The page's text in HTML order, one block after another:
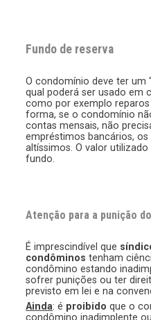
Fundo de reserva
O condomínio deve ter um
qual poderá ser usado em
como por exemplo
forma, se o condomínio
contas mensais, não
empréstimos bancários, os
altíssimos. O valor utilizado
fundo.
Atenção para a punição
É imprescindível que
condôminos tenham
condômino estando
sofrer punições ou ter
previsto em lei e na
Ainda: é proibido que o
condômino inadimplente